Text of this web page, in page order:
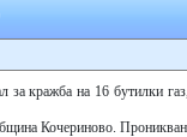
кражба на 16 бутилки
Кочериново.